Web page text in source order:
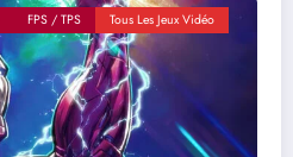
FPS / TPS Tous Les Jeux Vidéo